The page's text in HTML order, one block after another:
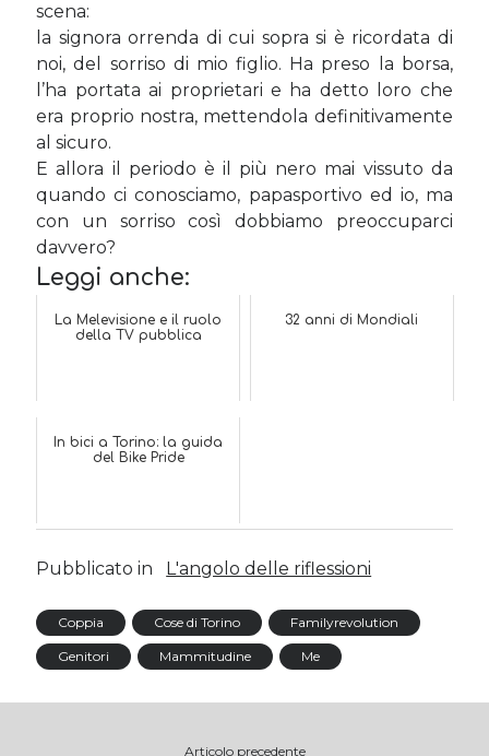
Archivi
Twitter Feed
Tweet di MichelaCalculli
scena:
la signora orrenda di cui sopra si è ricordata di
noi, del sorriso di mio figlio. Ha preso la borsa,
l’ha portata ai proprietari e ha detto loro che
era proprio nostra, mettendola definitivamente
al sicuro.
E allora il periodo è il più nero mai vissuto da
quando ci conosciamo, papasportivo ed io, ma
con un sorriso così dobbiamo preoccuparci
davvero?
Leggi anche:
La Melevisione e il ruolo
della TV pubblica
32 anni di Mondiali
In bici a Torino: la guida
del Bike Pride
Pubblicato in L'angolo delle riflessioni
Coppia Cose di Torino Familyrevolution
Genitori Mammitudine Me
Articolo precedente